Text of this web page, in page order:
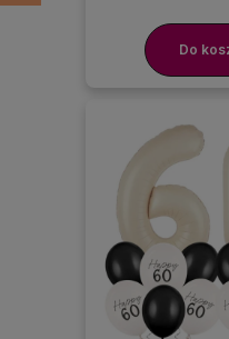
Do